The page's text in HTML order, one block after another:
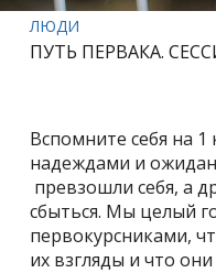
ЛЮДИ
ПУТЬ ПЕРВАКА.
Вспомните себя на
надеждами и
превзошли себя, а
сбыться. Мы целый
первокурсниками,
их взгляды и что они